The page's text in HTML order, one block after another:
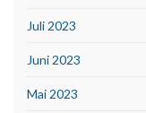
Juli 2023
Juni 2023
Mai 2023